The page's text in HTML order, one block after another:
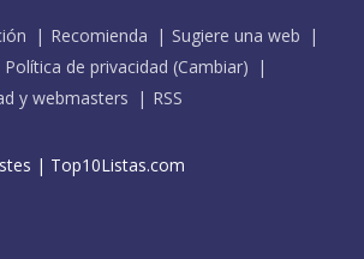
Recomienda
Sugiere una web
Política de privacidad (Cambiar)
y webmasters RSS
| Top10Listas.com